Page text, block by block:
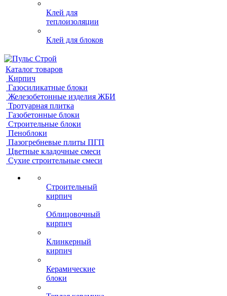
Клей для
теплоизоляции
Клей для блоков
Каталог товаров
Кирпич
Газосиликатные блоки
Железобетонные изделия ЖБИ
Тротуарная плитка
Газобетонные блоки
Строительные блоки
Пеноблоки
Пазогребневые плиты ПГП
Цветные кладочные смеси
Сухие строительные смеси
Строительный
кирпич
Облицовочный
кирпич
Клинкерный
кирпич
Керамические
блоки